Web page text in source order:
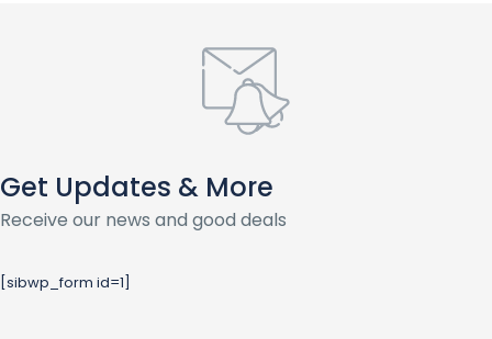
Get Updates & More
Receive our news and good deals
[sibwp_form id=1]